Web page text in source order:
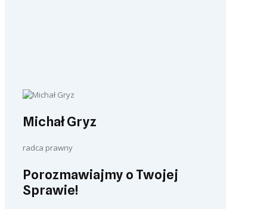
Michał Gryz
radca prawny
Porozmawiajmy o Twojej
Sprawie!